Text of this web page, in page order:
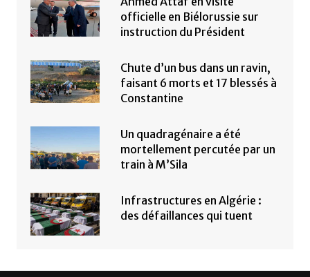
officielle en Biélorussie sur
instruction du Président
Chute d’un bus dans un ravin,
faisant 6 morts et 17 blessés à
Constantine
Un quadragénaire a été
mortellement percutée par un
train à M’Sila
Infrastructures en Algérie :
des défaillances qui tuent